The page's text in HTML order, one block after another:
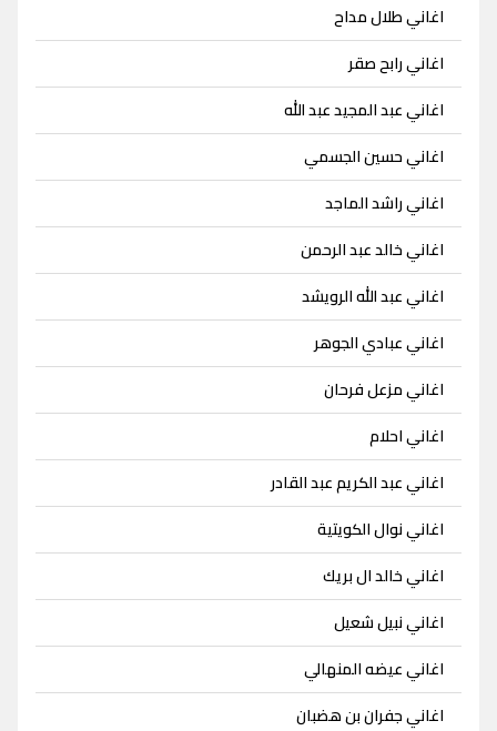
اغاني طلال مداح
اغاني رابح صقر
اغاني عبد المجيد عبد الله
اغاني حسين الجسمي
اغاني راشد الماجد
اغاني خالد عبد الرحمن
اغاني عبد الله الرويشد
اغاني عبادي الجوهر
اغاني مزعل فرحان
اغاني احلام
اغاني عبد الكريم عبد القادر
اغاني نوال الكويتية
اغاني خالد ال بريك
اغاني نبيل شعيل
اغاني عيضه المنهالي
اغاني جفران بن هضبان